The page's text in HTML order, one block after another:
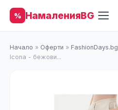
% НамаленияBG
Начало » Оферти » FashionDays.bg
Icona - бежови...